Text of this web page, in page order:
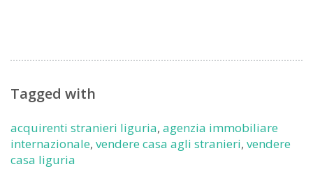
Tagged with
acquirenti stranieri liguria, agenzia immobiliare
internazionale, vendere casa agli stranieri, vendere
casa liguria